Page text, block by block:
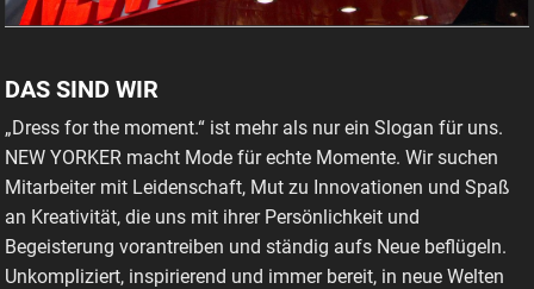
DAS SIND WIR
„Dress for the moment.“ ist mehr als nur ein Slogan für uns.
NEW YORKER macht Mode für echte Momente. Wir suchen
Mitarbeiter mit Leidenschaft, Mut zu Innovationen und Spaß
an Kreativität, die uns mit ihrer Persönlichkeit und
Begeisterung vorantreiben und ständig aufs Neue beflügeln.
Unkompliziert, inspirierend und immer bereit, in neue Welten